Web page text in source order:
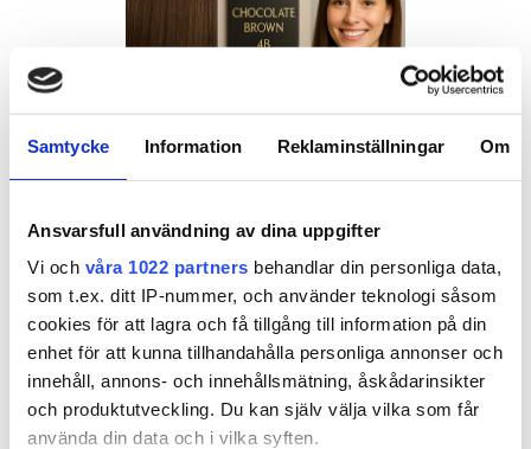
Samtycke Information Reklaminställningar Om
Ansvarsfull användning av dina uppgifter
Vi och våra 1022 partners behandlar din personliga data,
som t.ex. ditt IP-nummer, och använder teknologi såsom
cookies för att lagra och få tillgång till information på din
enhet för att kunna tillhandahålla personliga annonser och
innehåll, annons- och innehållsmätning, åskådarinsikter
och produktutveckling. Du kan själv välja vilka som får
använda din data och i vilka syften.
Poze Premium Teippipidennykset - 50g 4B
Chocolate Brown - 40cm
Saatavilla useissa versioissa
Seamless-teippihiukset: Kiinnitykset ovat peitetty hiuksilla,
mikä tekee niis...